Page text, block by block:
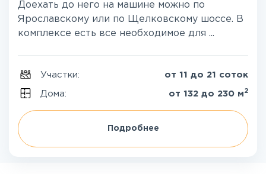
Доехать до него на машине можно по
Ярославскому или по Щелковскому шоссе. В
комплексе есть все необходимое для ...
Участки: от 11 до 21 соток
Дома: от 132 до 230 м 2
Подробнее